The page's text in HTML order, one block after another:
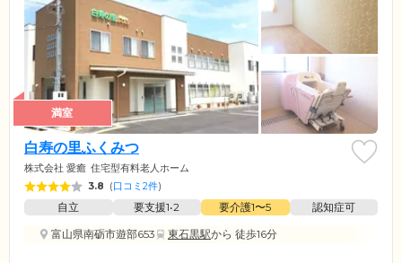
満室
白寿の里ふくみつ
株式会社 愛癒 住宅型有料老人ホーム
3.8 (口コミ2件)
自立 要支援1•2 要介護1〜5
認知症可
富山県南砺市遊部653
東石黒駅から 徒歩16分